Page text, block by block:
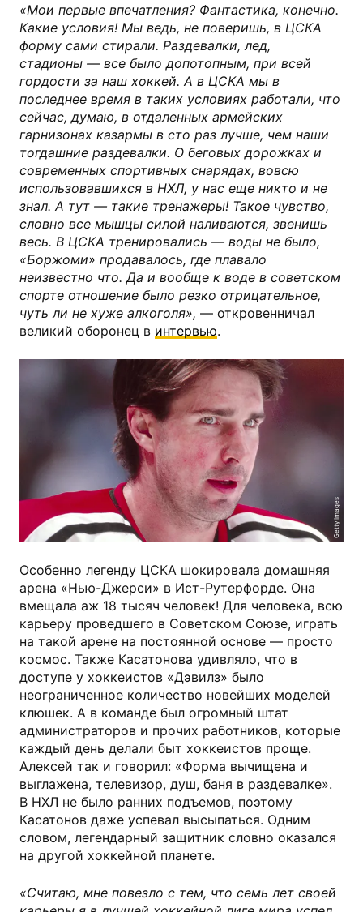
«Мои первые впечатления? Фантастика, конечно.
Какие условия! Мы ведь, не поверишь, в ЦСКА
форму сами стирали. Раздевалки, лед,
стадионы — все было допотопным, при всей
гордости за наш хоккей. А в ЦСКА мы в
последнее время в таких условиях работали, что
сейчас, думаю, в отдаленных армейских
гарнизонах казармы в сто раз лучше, чем наши
тогдашние раздевалки. О беговых дорожках и
современных спортивных снарядах, вовсю
использовавшихся в НХЛ, у нас еще никто и не
знал. А тут — такие тренажеры! Такое чувство,
словно все мышцы силой наливаются, звенишь
весь. В ЦСКА тренировались — воды не было,
«Боржоми» продавалось, где плавало
неизвестно что. Да и вообще к воде в советском
спорте отношение было резко отрицательное,
чуть ли не хуже алкоголя», — откровенничал
великий оборонец в интервью.
Getty Images
Особенно легенду ЦСКА шокировала домашняя
арена «Нью-Джерси» в Ист-Рутерфорде. Она
вмещала аж 18 тысяч человек! Для человека, всю
карьеру проведшего в Советском Союзе, играть
на такой арене на постоянной основе — просто
космос. Также Касатонова удивляло, что в
доступе у хоккеистов «Дэвилз» было
неограниченное количество новейших моделей
клюшек. А в команде был огромный штат
администраторов и прочих работников, которые
каждый день делали быт хоккеистов проще.
Алексей так и говорил: «Форма вычищена и
выглажена, телевизор, душ, баня в раздевалке».
В НХЛ не было ранних подъемов, поэтому
Касатонов даже успевал высыпаться. Одним
словом, легендарный защитник словно оказался
на другой хоккейной планете.
«Считаю, мне повезло с тем, что семь лет своей